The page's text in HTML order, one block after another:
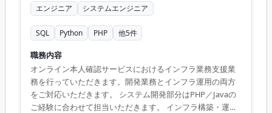
エンジニア システムエンジニア
SQL Python PHP 他5件
職務内容
オンライン本人確認サービスにおけるインフラ業務支援業
務を行っていただきます。開発業務とインフラ運用の両方
をご対応いただきます。 システム開発部分はPHP／Javaの
ご経験に合わせて担当いただきます。 インフラ構築・運用